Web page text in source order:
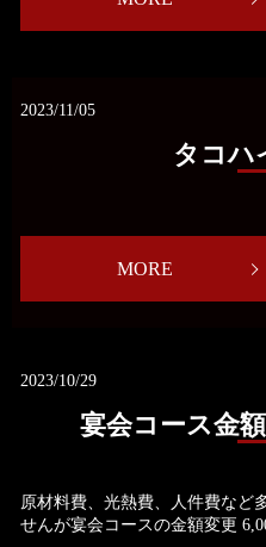
2023/11/05
タコハ
MORE
2023/10/29
宴会コース金
原材料費、光熱費、人件費など
せんが宴会コースの金額変更